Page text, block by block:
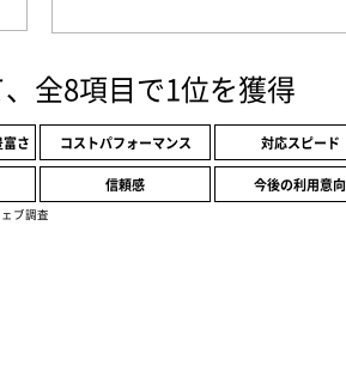
全8項目で1位を獲得
さ コストパフォーマンス 対応スピード
信頼感 今後の利用意向
ブ調査